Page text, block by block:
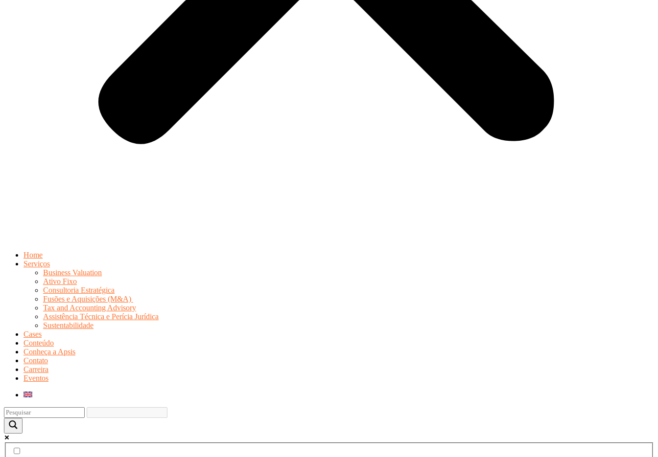
Home
Serviços
Business Valuation
Ativo Fixo
Consultoria Estratégica
Fusões e Aquisições (M&A)
Tax and Accounting Advisory
Assistência Técnica e Perícia Jurídica
Sustentabilidade
Cases
Conteúdo
Conheça a Apsis
Contato
Carreira
Eventos